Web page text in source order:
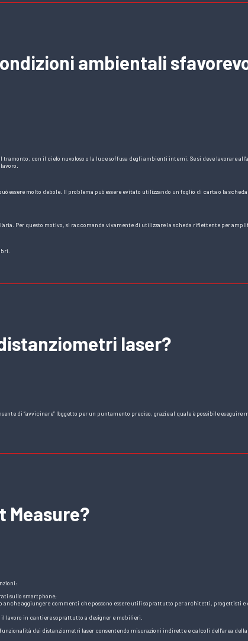
ambientali
con il cielo nuvoloso o la luce soffusa degli ambienti interni. Se si deve lavorare
molto debole. Il problema può essere evitato utilizzando un foglio di carta o la
Per questo motivo, si raccomanda vivamente di utilizzare la scheda riflettente per
laser?
di “avvicinare” l’oggetto per un puntamento preciso, grazie al quale è possibile
Measure?
sullo smartphone;
anche aggiungere commenti che possono essere utili soprattutto per architetti, progettisti
lavoro in cantiere soprattutto a designer e mobilieri.
dei distanziometri laser consentendo misurazioni indirette e calcoli dell’area della